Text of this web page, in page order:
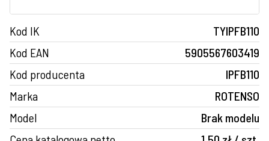
Kod IK
TYIPFB110
Kod EAN
5905567603419
Kod producenta
IPFB110
Marka
ROTENSO
Model
Brak modelu